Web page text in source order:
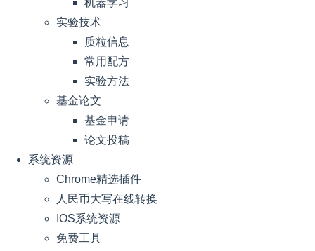
机器学习
实验技术
质粒信息
常用配方
实验方法
基金论文
基金申请
论文投稿
系统资源
Chrome精选插件
人民币大写在线转换
IOS系统资源
免费工具